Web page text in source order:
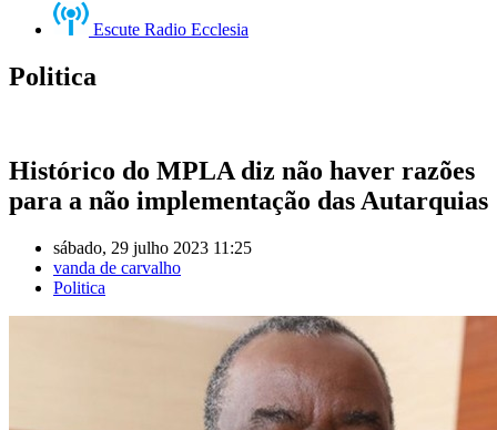
Escute Radio Ecclesia
Politica
Histórico do MPLA diz não haver razões
para a não implementação das Autarquias
sábado, 29 julho 2023 11:25
vanda de carvalho
Politica